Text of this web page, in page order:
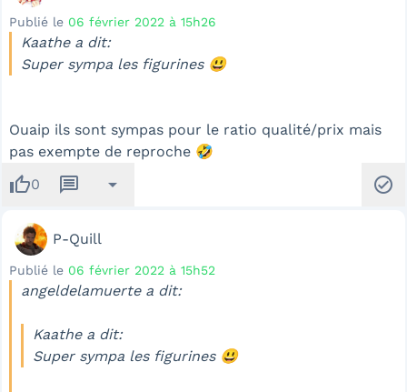
Publié le 06 février 2022 à 15h26
Kaathe a dit:
Super sympa les figurines 😃
Ouaip ils sont sympas pour le ratio qualité/prix mais
pas exempte de reproche 🤣
thumb_up0 message arrow_drop_down check_circle
P-Quill
Publié le 06 février 2022 à 15h52
angeldelamuerte a dit:
Kaathe a dit:
Super sympa les figurines 😃